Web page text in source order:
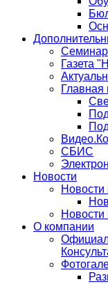
Газета
Главная
СБИС
Новости
Новости
Новости
О компании